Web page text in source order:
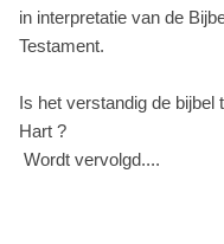
in interpretatie van de
Testament.
Is het verstandig de bijbel
Hart ?
Wordt vervolgd....